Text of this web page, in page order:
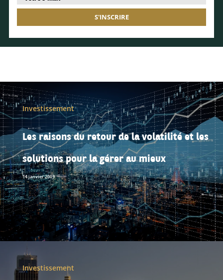
S'INSCRIRE
Investissement
Les raisons du retour de la volatilité et les
solutions pour la gérer au mieux
14 janvier 2019
Investissement